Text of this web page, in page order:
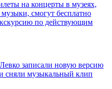
на концерты в музеях,
смогут бесплатно
по действующим
записали новую версию
сняли музыкальный клип